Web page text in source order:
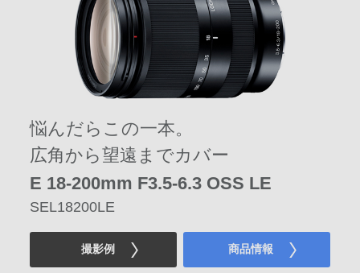
悩んだらこの一本。
広角から望遠までカバー
E 18-200mm F3.5-6.3 OSS LE
SEL18200LE
撮影例 商品情報